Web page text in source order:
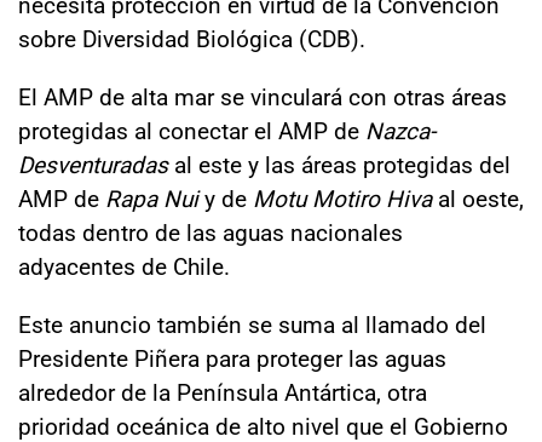
sobre Diversidad Biológica (CDB).
El AMP de alta mar se vinculará con otras áreas
protegidas al conectar el AMP de Nazca-
Desventuradas al este y las áreas protegidas del
AMP de Rapa Nui y de Motu Motiro Hiva al oeste,
todas dentro de las aguas nacionales
adyacentes de Chile.
Este anuncio también se suma al llamado del
Presidente Piñera para proteger las aguas
alrededor de la Península Antártica, otra
prioridad oceánica de alto nivel que el Gobierno